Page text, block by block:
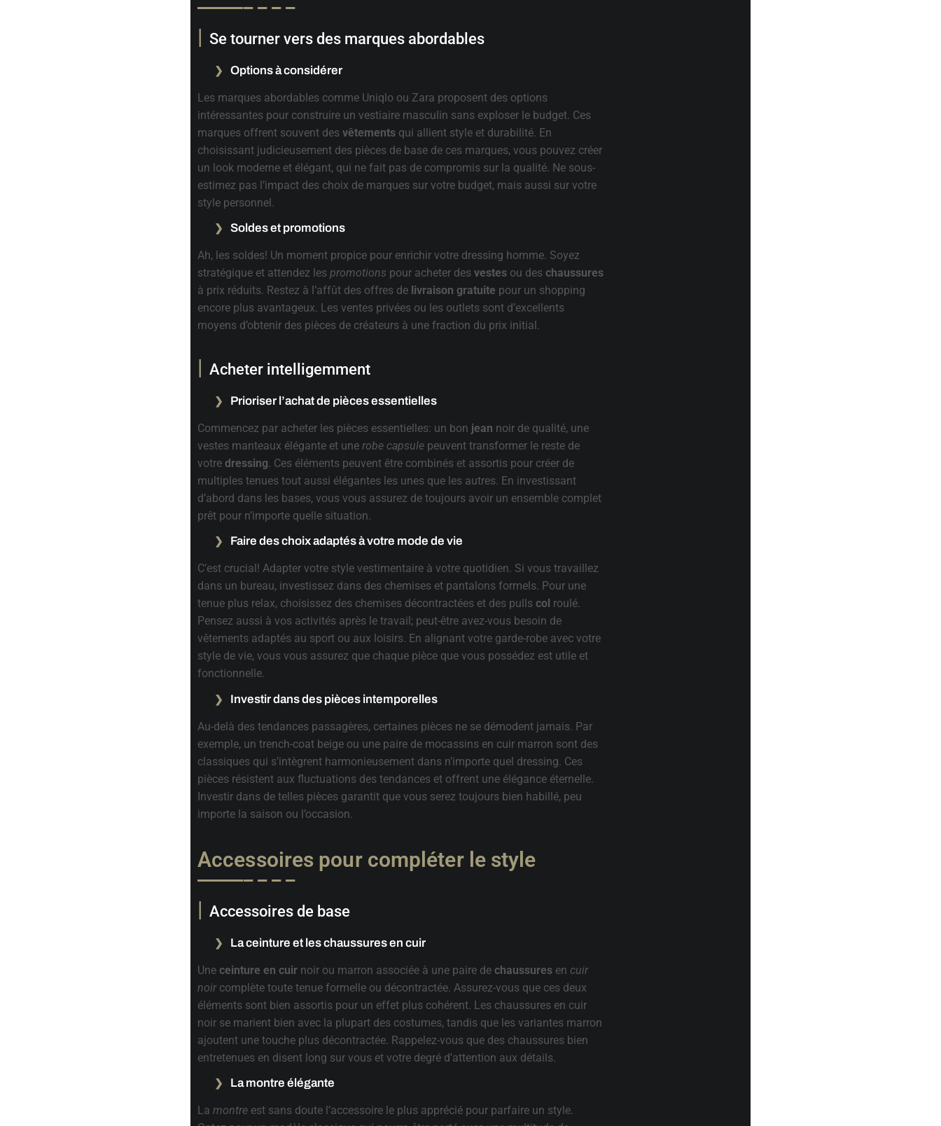
Se tourner vers des marques abordables
Options à considérer
Les marques abordables comme Uniqlo ou Zara proposent des options
intéressantes pour construire un vestiaire masculin sans exploser le budget. Ces
marques offrent souvent des vêtements qui allient style et durabilité. En
choisissant judicieusement des pièces de base de ces marques, vous pouvez créer
un look moderne et élégant, qui ne fait pas de compromis sur la qualité. Ne sous-
estimez pas l’impact des choix de marques sur votre budget, mais aussi sur votre
style personnel.
Soldes et promotions
Ah, les soldes! Un moment propice pour enrichir votre dressing homme. Soyez
stratégique et attendez les promotions pour acheter des vestes ou des chaussures
à prix réduits. Restez à l’affût des offres de livraison gratuite pour un shopping
encore plus avantageux. Les ventes privées ou les outlets sont d’excellents
moyens d’obtenir des pièces de créateurs à une fraction du prix initial.
Acheter intelligemment
Prioriser l’achat de pièces essentielles
Commencez par acheter les pièces essentielles: un bon jean noir de qualité, une
vestes manteaux élégante et une robe capsule peuvent transformer le reste de
votre dressing. Ces éléments peuvent être combinés et assortis pour créer de
multiples tenues tout aussi élégantes les unes que les autres. En investissant
d’abord dans les bases, vous vous assurez de toujours avoir un ensemble complet
prêt pour n’importe quelle situation.
Faire des choix adaptés à votre mode de vie
C’est crucial! Adapter votre style vestimentaire à votre quotidien. Si vous travaillez
dans un bureau, investissez dans des chemises et pantalons formels. Pour une
tenue plus relax, choisissez des chemises décontractées et des pulls col roulé.
Pensez aussi à vos activités après le travail; peut-être avez-vous besoin de
vêtements adaptés au sport ou aux loisirs. En alignant votre garde-robe avec votre
style de vie, vous vous assurez que chaque pièce que vous possédez est utile et
fonctionnelle.
Investir dans des pièces intemporelles
Au-delà des tendances passagères, certaines pièces ne se démodent jamais. Par
exemple, un trench-coat beige ou une paire de mocassins en cuir marron sont des
classiques qui s’intègrent harmonieusement dans n’importe quel dressing. Ces
pièces résistent aux fluctuations des tendances et offrent une élégance éternelle.
Investir dans de telles pièces garantit que vous serez toujours bien habillé, peu
importe la saison ou l’occasion.
Accessoires pour compléter le style
Accessoires de base
La ceinture et les chaussures en cuir
Une ceinture en cuir noir ou marron associée à une paire de chaussures en cuir
noircomplète toute tenue formelle ou décontractée. Assurez-vous que ces deux
éléments sont bien assortis pour un effet plus cohérent. Les chaussures en cuir
noir se marient bien avec la plupart des costumes, tandis que les variantes marron
ajoutent une touche plus décontractée. Rappelez-vous que des chaussures bien
entretenues en disent long sur vous et votre degré d’attention aux détails.
La montre élégante
La montre est sans doute l’accessoire le plus apprécié pour parfaire un style.